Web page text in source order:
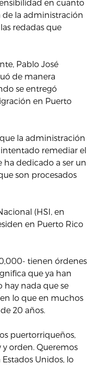
en cuanto
la administración
redadas que
Pablo José
de manera
se entregó
en Puerto
la administración
remediar el
ha dedicado a ser un
son procesados
(HSI, en
en Puerto Rico
tienen órdenes
que ya han
hay nada que se
lo que en muchos
20 años.
puertorriqueños,
orden. Queremos
Unidos, lo